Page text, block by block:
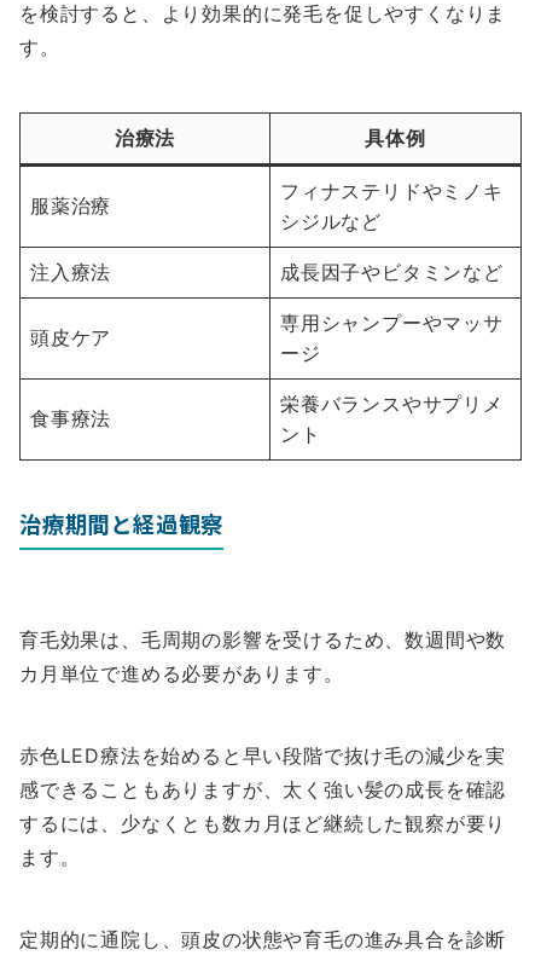
を検討すると、より効果的に発毛を促しやすくなりま
す。
治療法 具体例
服薬治療
フィナステリドやミノキ
シジルなど
注入療法 成長因子やビタミンなど
頭皮ケア
専用シャンプーやマッサ
ージ
食事療法
栄養バランスやサプリメ
ント
治療期間と経過観察
育毛効果は、毛周期の影響を受けるため、数週間や数
カ月単位で進める必要があります。
赤色LED療法を始めると早い段階で抜け毛の減少を実
感できることもありますが、太く強い髪の成長を確認
するには、少なくとも数カ月ほど継続した観察が要り
ます。
定期的に通院し、頭皮の状態や育毛の進み具合を診断